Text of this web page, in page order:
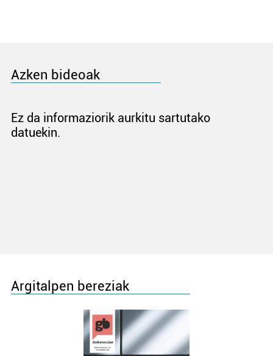
Azken bideoak
Ez da informaziorik aurkitu sartutako
datuekin.
Argitalpen bereziak